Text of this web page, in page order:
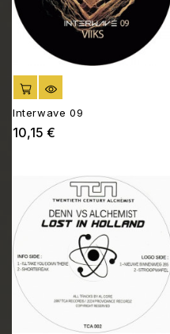
AJOUTER AU PANIER
Interwave 09
10,15 €